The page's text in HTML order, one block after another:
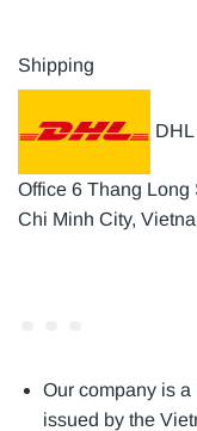
Shipping
Office 6 Thang Long
Chi Minh City,
Our company is
issued by the